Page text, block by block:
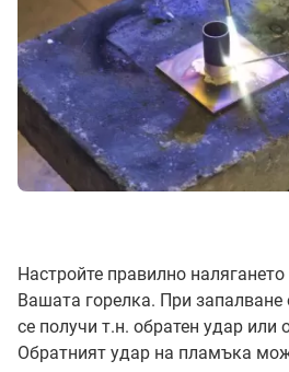
Настройте правилно налягането
Вашата горелка. При
се получи т.н. обратен удар или
Обратният удар на пламъка